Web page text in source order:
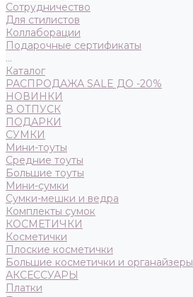
Сотрудничество
Для стилистов
Коллаборации
Подарочные сертификаты
...
Каталог
РАСПРОДАЖА SALE ДО -20%
НОВИНКИ
В ОТПУСК
ПОДАРКИ
СУМКИ
Мини-тоуты
Средние тоуты
Большие тоуты
Мини-сумки
Сумки-мешки и ведра
Комплекты сумок
КОСМЕТИЧКИ
Косметички
Плоские косметички
Большие косметички и органайзеры
АКСЕССУАРЫ
Платки